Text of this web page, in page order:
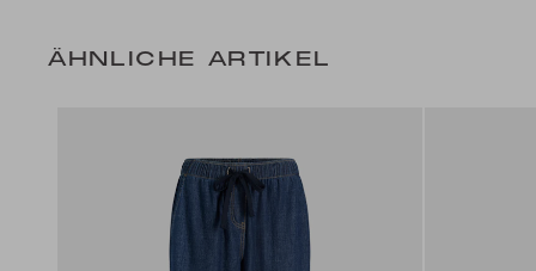
ÄHNLICHE ARTIKEL